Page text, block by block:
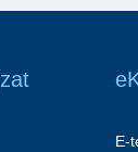
E-